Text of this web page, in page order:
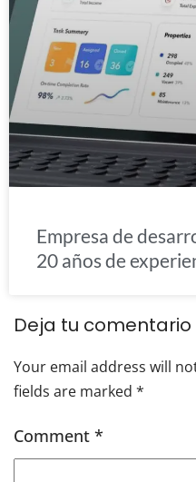
Empresa de
20 años de
Deja tu comentario
Your email address will
fields are marked *
Comment *